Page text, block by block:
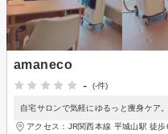
amaneco
-
(-件)
自宅サロンで気軽にゆるっと痩身ケア
アクセス：JR関西本線 平城山駅 徒歩